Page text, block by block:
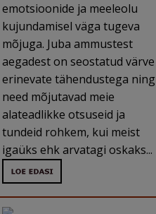
emotsioonide ja meeleolu
kujundamisel väga tugeva
mõjuga. Juba ammustest
aegadest on seostatud värve
erinevate tähendustega ning
need mõjutavad meie
alateadlikke otsuseid ja
tundeid rohkem, kui meist
igaüks ehk arvatagi oskaks...